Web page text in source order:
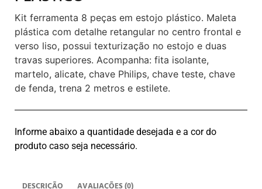
Kit ferramenta 8 peças em estojo plástico. Maleta
plástica com detalhe retangular no centro frontal e
verso liso, possui texturização no estojo e duas
travas superiores. Acompanha: fita isolante,
martelo, alicate, chave Philips, chave teste, chave
de fenda, trena 2 metros e estilete.
Informe abaixo a quantidade desejada e a cor do
produto caso seja necessário.